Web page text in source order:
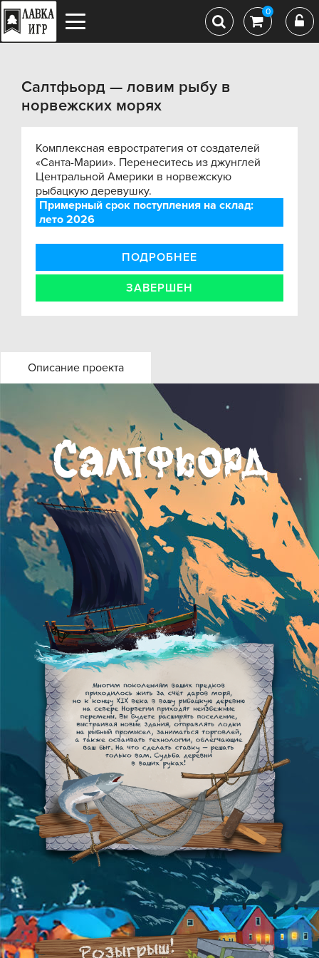
0
Салтфьорд — ловим рыбу в
норвежских морях
Комплексная евростратегия от создателей
«Санта-Марии». Перенеситесь из джунглей
Центральной Америки в норвежскую
рыбацкую деревушку.
Примерный срок поступления на склад:
лето 2026
ПОДРОБНЕЕ
ЗАВЕРШЕН
Описание проекта